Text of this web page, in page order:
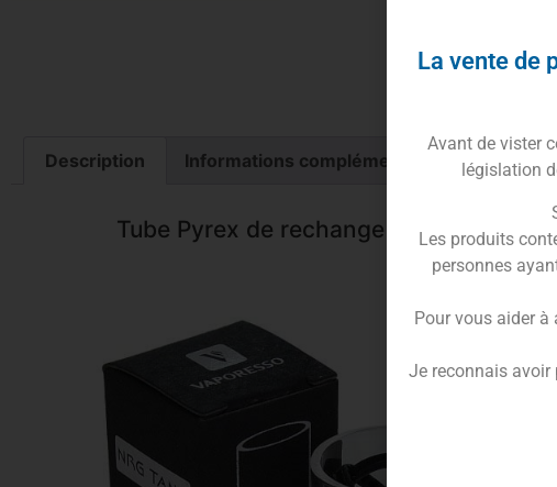
Description Informations complémentaires
Tube Pyrex de rechange pour
La vente de
Avant de vister
législation
Les produits
personnes
Pour vous aider à
Je reconnais avoir